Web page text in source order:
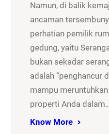
Namun, di balik
ancaman
perhatian pemilik
gedung, yaitu
bukan sekadar
adalah “penghancur
mampu
properti Anda
Know More